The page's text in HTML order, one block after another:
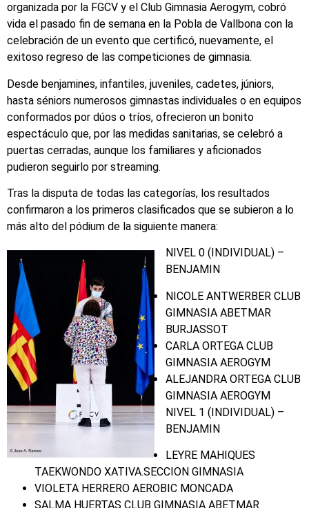
organizada por la FGCV y el Club Gimnasia Aerogym, cobró
vida el pasado fin de semana en la Pobla de Vallbona con la
celebración de un evento que certificó, nuevamente, el
exitoso regreso de las competiciones de gimnasia.
Desde benjamines, infantiles, juveniles, cadetes, júniors,
hasta séniors numerosos gimnastas individuales o en equipos
conformados por dúos o tríos, ofrecieron un bonito
espectáculo que, por las medidas sanitarias, se celebró a
puertas cerradas, aunque los familiares y aficionados
pudieron seguirlo por streaming.
Tras la disputa de todas las categorías, los resultados
confirmaron a los primeros clasificados que se subieron a lo
más alto del pódium de la siguiente manera:
NIVEL 0 (INDIVIDUAL) –
BENJAMIN
NICOLE ANTWERBER CLUB
GIMNASIA ABETMAR
BURJASSOT
CARLA ORTEGA CLUB
GIMNASIA AEROGYM
ALEJANDRA ORTEGA CLUB
GIMNASIA AEROGYM
NIVEL 1 (INDIVIDUAL) –
BENJAMIN
LEYRE MAHIQUES
TAEKWONDO XATIVA.SECCION GIMNASIA
VIOLETA HERRERO AEROBIC MONCADA
SALMA HUERTAS CLUB GIMNASIA ABETMAR